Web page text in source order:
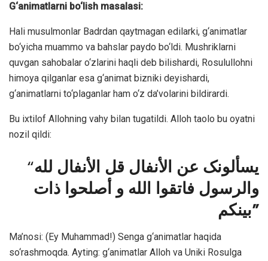
G‘animatlarni bo‘lish masalasi:
Hali musulmonlar Badrdan qaytmagan edilarki, g‘animatlar
bo‘yicha muammo va bahslar paydo bo‘ldi. Mushriklarni
quvgan sahobalar o‘zlarini haqli deb bilishardi, Rosulullohni
himoya qilganlar esa g‘animat bizniki deyishardi,
g‘animatlarni to‘plaganlar ham o‘z da’volarini bildirardi.
Bu ixtilof Allohning vahy bilan tugatildi. Alloh taolo bu oyatni
nozil qildi:
“یسألونک عن الأنفال قل الأنفال لله
والرسول فاتقوا الله و أصلحوا ذات
بینکم”
Ma’nosi: (Ey Muhammad!) Senga g‘animatlar haqida
so‘rashmoqda. Ayting: g‘animatlar Alloh va Uniki Rosulga